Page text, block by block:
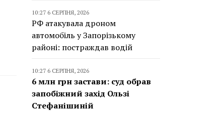
10:27 6 СЕРПНЯ, 2026
РФ атакувала дроном
автомобіль у Запорізькому
районі: постраждав водій
10:27 6 СЕРПНЯ, 2026
6 млн грн застави: суд обрав
запобіжний захід Ользі
Стефанішиній